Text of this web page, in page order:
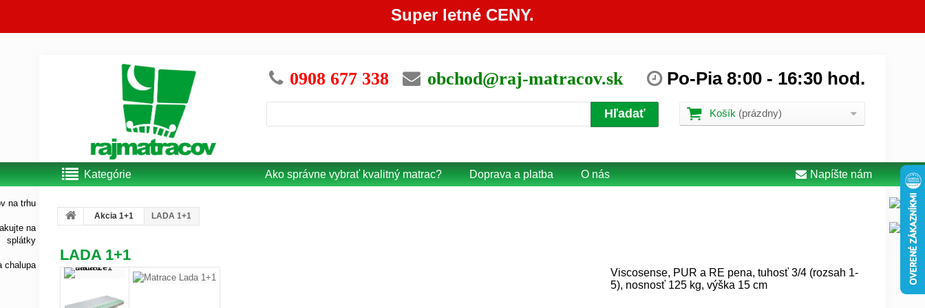
Super letné CENY.
0908 677 338 obchod@raj-matracov.sk Po-Pia 8:00 - 16:30 hod.
Hľadať Košík (prázdny)
Kategórie Ako správne vybrať kvalitný matrac? Doprava a platba O nás Napíšte nám
Akcia 1+1 LADA 1+1
LADA 1+1
Viscosense, PUR a RE pena, tuhosť 3/4 (rozsah 1-
5), nosnosť 125 kg, výška 15 cm